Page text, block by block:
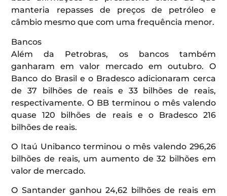
manteria repasses de preços de petróleo e
câmbio mesmo que com uma frequência menor.
Bancos
Além da Petrobras, os bancos também
ganharam em valor mercado em outubro. O
Banco do Brasil e o Bradesco adicionaram cerca
de 37 bilhões de reais e 33 bilhões de reais,
respectivamente. O BB terminou o mês valendo
quase 120 bilhões de reais e o Bradesco 216
bilhões de reais.
O Itaú Unibanco terminou o mês valendo 296,26
bilhões de reais, um aumento de 32 bilhões em
valor de mercado.
O Santander ganhou 24,62 bilhões de reais em